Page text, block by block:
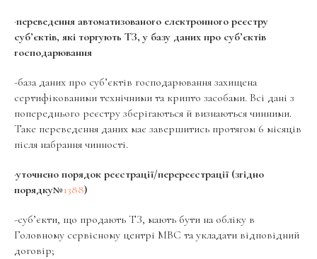
·переведення автоматизованого електронного реєстру
суб’єктів, які торгують ТЗ, у базу даних про суб’єктів
господарювання
-база даних про суб’єктів господарювання захищена
сертифікованими технічними та крипто засобами. Всі дані з
попереднього реєстру зберігаються й визнаються чинними.
Таке переведення даних має завершитись протягом 6 місяців
після набрання чинності.
·уточнено порядок реєстрації/перереєстрації (згідно
порядку№1388)
-суб’єкти, що продають ТЗ, мають бути на обліку в
Головному сервісному центрі МВС та укладати відповідний
договір;